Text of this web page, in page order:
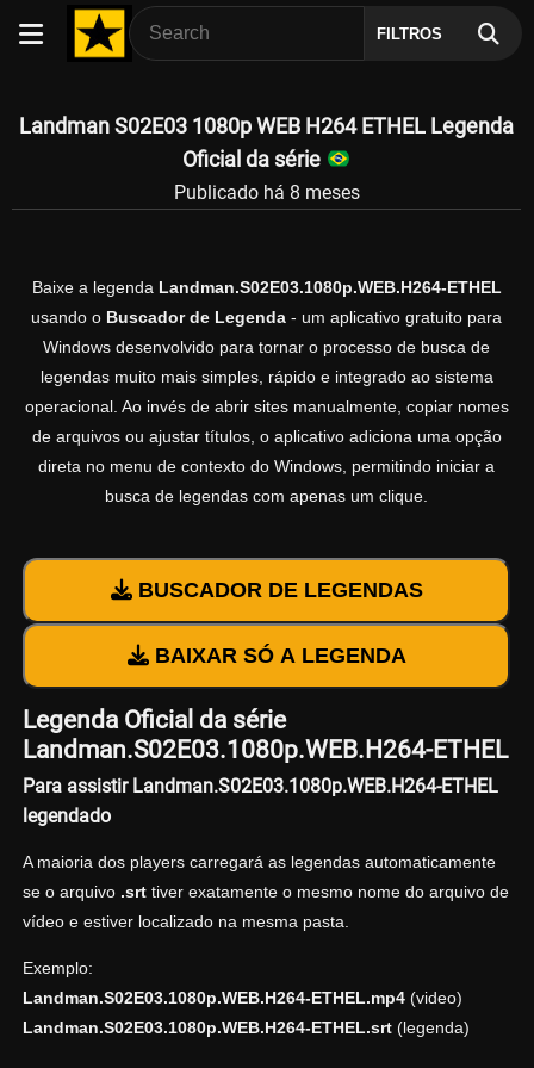
FILTROS
Landman S02E03 1080p WEB H264 ETHEL Legenda
Oficial da série
Publicado há 8 meses
Baixe a legenda Landman.S02E03.1080p.WEB.H264-ETHEL
usando o Buscador de Legenda - um aplicativo gratuito para
Windows desenvolvido para tornar o processo de busca de
legendas muito mais simples, rápido e integrado ao sistema
operacional. Ao invés de abrir sites manualmente, copiar nomes
de arquivos ou ajustar títulos, o aplicativo adiciona uma opção
direta no menu de contexto do Windows, permitindo iniciar a
busca de legendas com apenas um clique.
BUSCADOR DE LEGENDAS
BAIXAR SÓ A LEGENDA
Legenda Oficial da série
Landman.S02E03.1080p.WEB.H264-ETHEL
Para assistir Landman.S02E03.1080p.WEB.H264-ETHEL
legendado
A maioria dos players carregará as legendas automaticamente
se o arquivo .srttiver exatamente o mesmo nome do arquivo de
vídeo e estiver localizado na mesma pasta.
Exemplo:
Landman.S02E03.1080p.WEB.H264-ETHEL.mp4(video)
Landman.S02E03.1080p.WEB.H264-ETHEL.srt(legenda)